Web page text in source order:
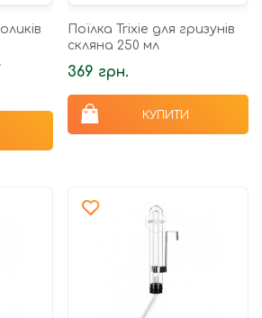
Поїлка Trixie для гризунів
скляна 250 мл
369 грн.
КУПИТИ